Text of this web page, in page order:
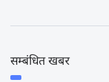
सम्बंधित खबर